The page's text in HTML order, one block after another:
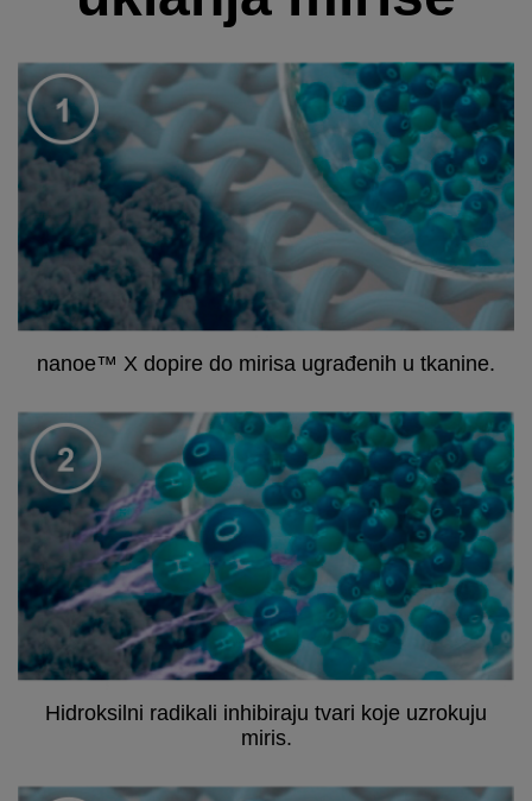
nanoe™ X dopire do mirisa ugrađenih u tkanine.
Hidroksilni radikali inhibiraju tvari koje uzrokuju
miris.